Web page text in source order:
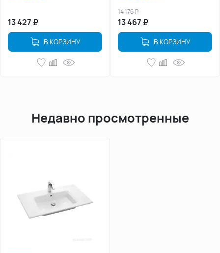
13 427 ₽
В КОРЗИНУ
13 467 ₽
14 176₽
В КОРЗИНУ
Недавно просмотренные